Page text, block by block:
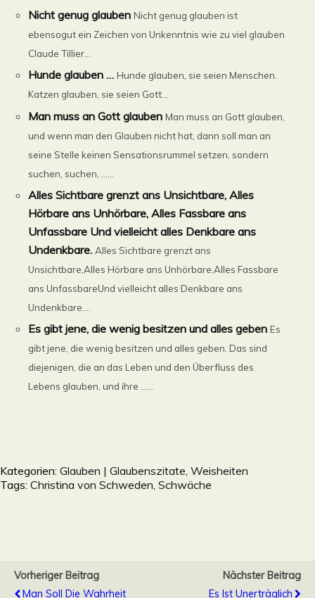
Nicht genug glauben Nicht genug glauben ist
ebensogut ein Zeichen von Unkenntnis wie zu viel glauben
Claude Tillier...
Hunde glauben … Hunde glauben, sie seien Menschen.
Katzen glauben, sie seien Gott...
Man muss an Gott glauben Man muss an Gott glauben,
und wenn man den Glauben nicht hat, dann soll man an
seine Stelle keinen Sensationsrummel setzen, sondern
suchen, suchen, ......
Alles Sichtbare grenzt ans Unsichtbare, Alles
Hörbare ans Unhörbare, Alles Fassbare ans
Unfassbare Und vielleicht alles Denkbare ans
Undenkbare. Alles Sichtbare grenzt ans
Unsichtbare,Alles Hörbare ans Unhörbare,Alles Fassbare
ans UnfassbareUnd vielleicht alles Denkbare ans
Undenkbare....
Es gibt jene, die wenig besitzen und alles geben Es
gibt jene, die wenig besitzen und alles geben. Das sind
diejenigen, die an das Leben und den Überfluss des
Lebens glauben, und ihre ......
Kategorien: Glauben | Glaubenszitate, Weisheiten
Tags: Christina von Schweden Schwäche
Vorheriger Beitrag
Man Soll Die Wahrheit
Nächster Beitrag
Es Ist Unerträglich